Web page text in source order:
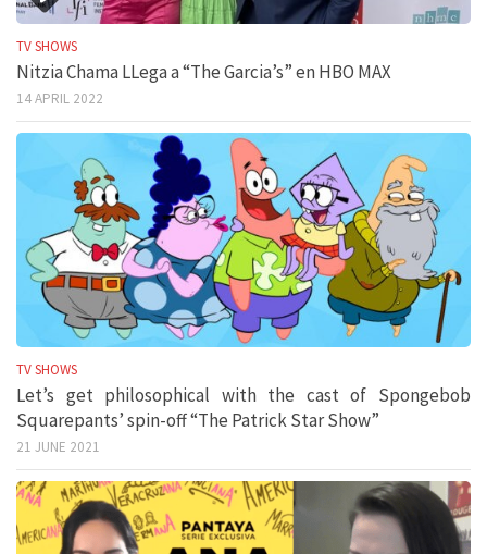
TV SHOWS
Nitzia Chama LLega a “The Garcia’s” en HBO MAX
14 APRIL 2022
TV SHOWS
Let’s get philosophical with the cast of Spongebob
Squarepants’ spin-off “The Patrick Star Show”
21 JUNE 2021